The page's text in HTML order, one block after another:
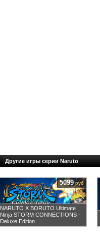
Другие игры серии Naruto
NARUTO X BORUTO Ultimate
Ninja STORM CONNECTIONS -
Deluxe Edition
5099 руб